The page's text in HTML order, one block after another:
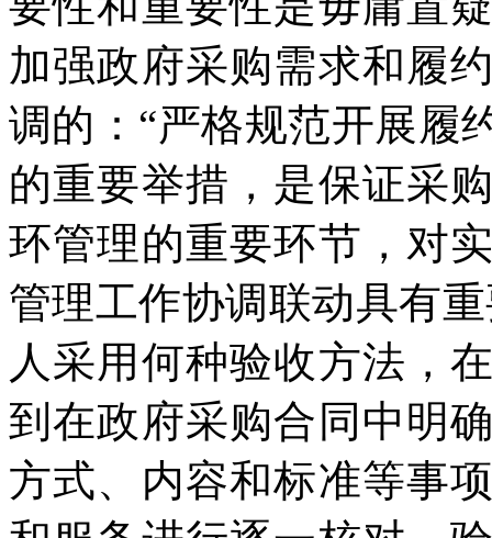
加强政府采购需求和履
调的：“严格规范开展履
的重要举措，是保证采
环管理的重要环节，对
管理工作协调联动具有
人采用何种验收方法，
到在政府采购合同中明
方式、内容和标准等事